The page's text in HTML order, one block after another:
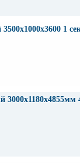
1
3000х1180х4855мм